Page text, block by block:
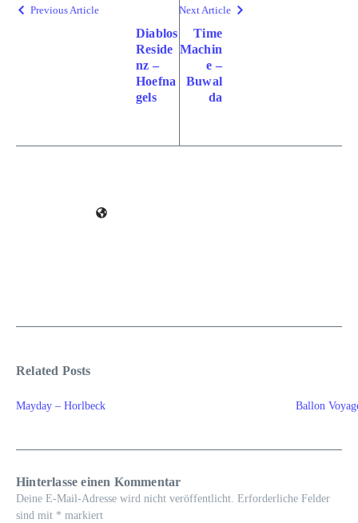
Previous Article
Diablos
Reside
nz –
Hoefna
gels
Next Article
Time
Machin
e –
Buwal
da
Related Posts
Mayday – Horlbeck Ballon
Hinterlasse einen Kommentar
Deine E-Mail-Adresse wird nicht veröffentlicht. Erforderliche Felder
sind mit * markiert